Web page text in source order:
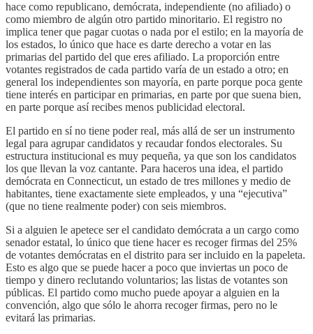
hace como republicano, demócrata, independiente (no afiliado) o
como miembro de algún otro partido minoritario. El registro no
implica tener que pagar cuotas o nada por el estilo; en la mayoría de
los estados, lo único que hace es darte derecho a votar en las
primarias del partido del que eres afiliado. La proporción entre
votantes registrados de cada partido varía de un estado a otro; en
general los independientes son mayoría, en parte porque poca gente
tiene interés en participar en primarias, en parte por que suena bien,
en parte porque así recibes menos publicidad electoral.
El partido en sí no tiene poder real, más allá de ser un instrumento
legal para agrupar candidatos y recaudar fondos electorales. Su
estructura institucional es muy pequeña, ya que son los candidatos
los que llevan la voz cantante. Para haceros una idea, el partido
demócrata en Connecticut, un estado de tres millones y medio de
habitantes, tiene exactamente siete empleados, y una “ejecutiva”
(que no tiene realmente poder) con seis miembros.
Si a alguien le apetece ser el candidato demócrata a un cargo como
senador estatal, lo único que tiene hacer es recoger firmas del 25%
de votantes demócratas en el distrito para ser incluido en la papeleta.
Esto es algo que se puede hacer a poco que inviertas un poco de
tiempo y dinero reclutando voluntarios; las listas de votantes son
públicas. El partido como mucho puede apoyar a alguien en la
convención, algo que sólo le ahorra recoger firmas, pero no le
evitará las primarias.